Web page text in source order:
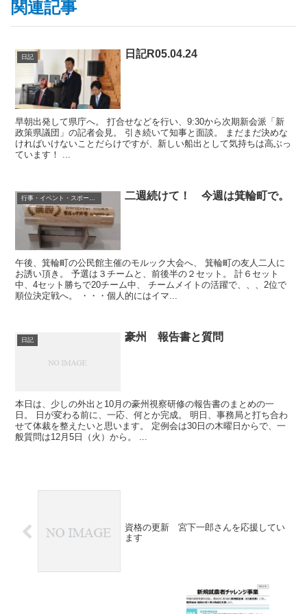
関連記事
日記 日記R05.04.24
早朝出発して県庁へ。 打合せなどを行い、9:30から次期新会派「新
政策県議団」の記者会見。 引き続いて知事と面談。 まだまだ決めな
ければいけないことだらけですが、新しい船出として気持ちは高ぶっ
ています！ ...
行事・イベント・スポーツ等 二週続けて！ 今週は箕輪町で。
午後、箕輪町の公民館主催のモルック大会へ、 箕輪町の友人二人に
お誘い頂き。 予選は３チームと、前後半の２セット。 計６セット
中、4セット勝ちで20チーム中、 チームメイトの活躍で、、、2位で
順位決定戦へ。 ・・・個人的にはイマ...
日記 豪州 報告書と質問
本日は、少しの外出と10月の豪州視察研修の報告書のまとめの一
日。 日が変わる前に、一応、何とか完成。 明日、事務局と打ち合わ
せて体裁を整えたいと思います。 定例会は30日の木曜日からで、一
般質問は12月5日（火）から。 ...
資格の更新 宮下一郎さんを応援してい
ます